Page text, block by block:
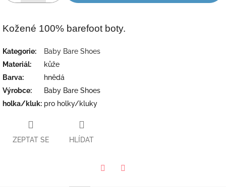
Kožené 100% barefoot boty.
Kategorie:
Baby Bare Shoes
Materiál:
kůže
Barva:
hnědá
Výrobce:
Baby Bare Shoes
holka/kluk: pro holky/kluky
ZEPTAT SE HLÍDAT